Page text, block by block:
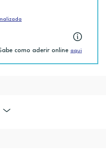
como aderir online aqui